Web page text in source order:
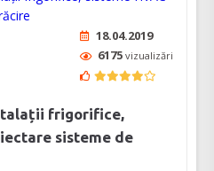
18.04.2019
6175 vizualizări
frigorifice,
sisteme de